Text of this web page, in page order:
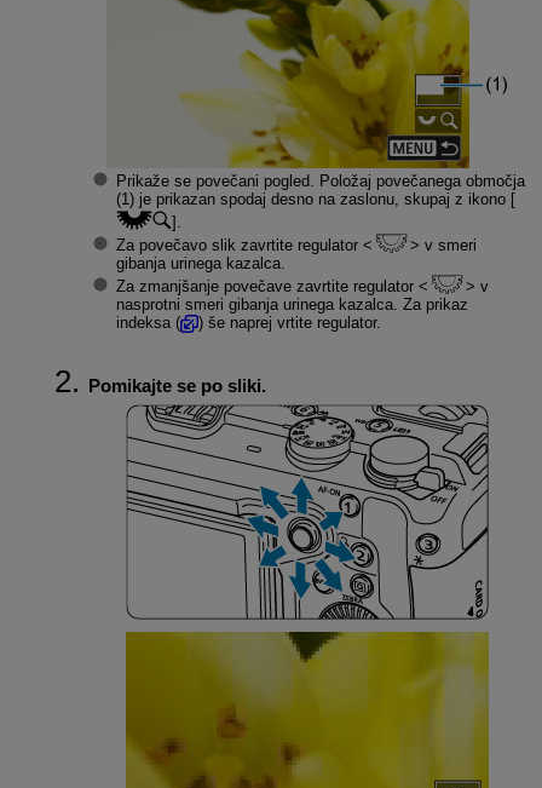
Prikaže se povečani pogled. Položaj povečanega območja
(1) je prikazan spodaj desno na zaslonu, skupaj z ikono [
].
Za povečavo slik zavrtite regulator
v smeri
gibanja urinega kazalca.
Za zmanjšanje povečave zavrtite regulator
v
nasprotni smeri gibanja urinega kazalca. Za prikaz
indeksa (
) še naprej vrtite regulator.
Pomikajte se po sliki.